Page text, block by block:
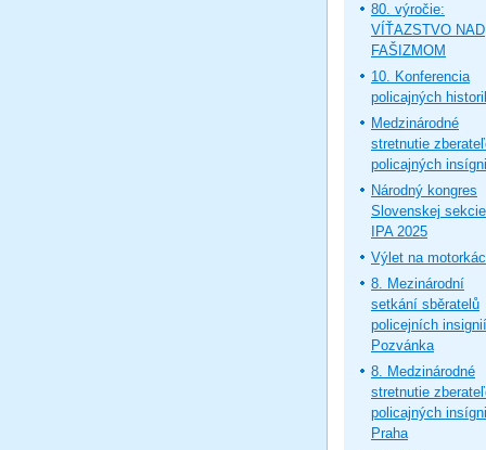
80. výročie:
VÍŤAZSTVO NAD
FAŠIZMOM
10. Konferencia
policajných
Medzinárodné
stretnutie
policajných
Národný kongres
Slovenskej sekcie
IPA 2025
Výlet na
8. Mezinárodní
setkání sběratelů
policejních
Pozvánka
8. Medzinárodné
stretnutie
policajných
Praha